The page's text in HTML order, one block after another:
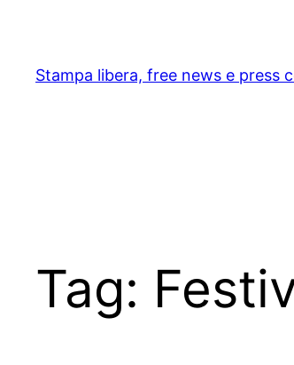
content
Stampa libera, free news e press
Tag: